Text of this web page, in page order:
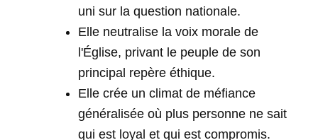
uni sur la question nationale.
Elle neutralise la voix morale de
l'Église, privant le peuple de son
principal repère éthique.
Elle crée un climat de méfiance
généralisée où plus personne ne sait
qui est loyal et qui est compromis.